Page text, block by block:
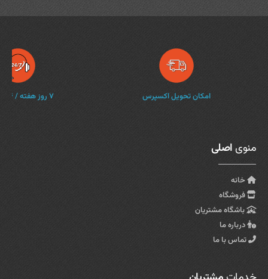
امکان تحویل اکسپرس ۷ روز هفته / ۲۴ ساعته
منویاصلی
خانه
فروشگاه
باشگاه مشتریان
درباره ما
تماس با ما